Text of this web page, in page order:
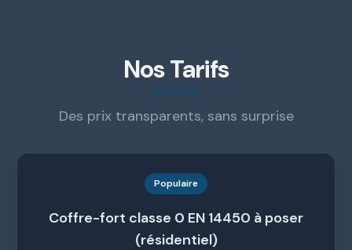
Nos Tarifs
Des prix transparents, sans surprise
Populaire
Coffre-fort classe 0 EN 14450 à poser
(résidentiel)